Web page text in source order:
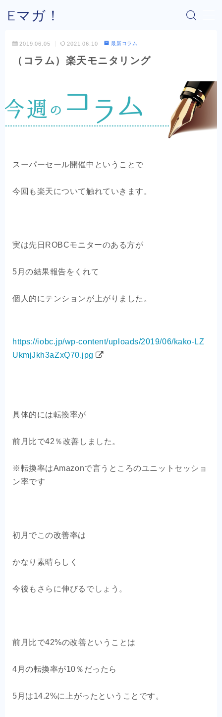
Eマガ！
Eマガ！とは？
公式メルマガ
2019.06.05 2021.06.10 最新コラム
（コラム）楽天モニタリング
スーパーセール開催中ということで
今回も楽天について触れていきます。
実は先日ROBCモニターのある方が
5月の結果報告をくれて
個人的にテンションが上がりました。
https://iobc.jp/wp-content/uploads/2019/06/kako-LZ
UkmjJkh3aZxQ70.jpg
具体的には転換率が
前月比で42％改善しました。
※転換率はAmazonで言うところのユニットセッショ
ン率です
初月でこの改善率は
かなり素晴らしく
今後もさらに伸びるでしょう。
前月比で42%の改善ということは
4月の転換率が10％だったら
5月は14.2%に上がったということです。